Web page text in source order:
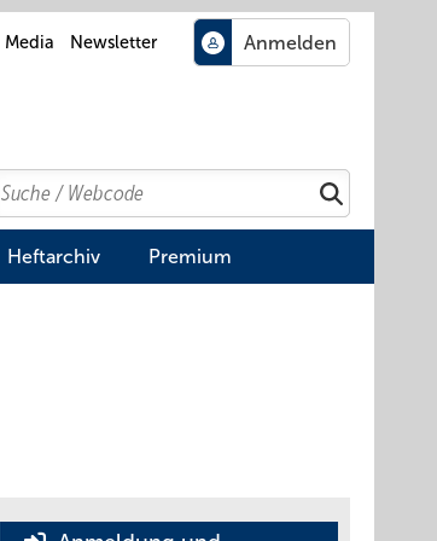
Media Newsletter
Search
Suchen
Heftarchiv Premium